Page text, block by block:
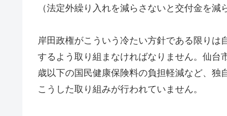
（法定外繰り入れを減らさないと交付金を減
岸田政権がこういう冷たい方針である限り
するよう取り組まなければなりません。仙台
歳以下の国民健康保険料の負担軽減など、独
こうした取り組みが行われていません。